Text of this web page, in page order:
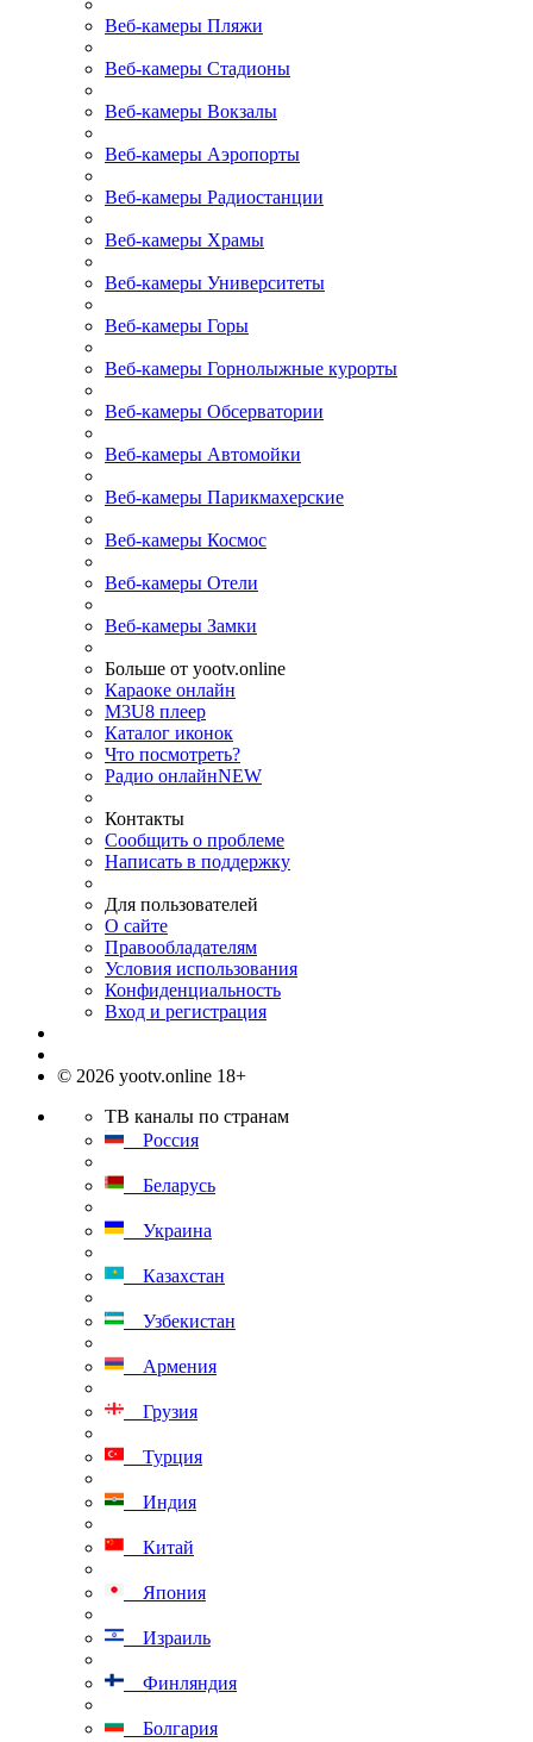
Веб-камеры Пляжи
Веб-камеры Стадионы
Веб-камеры Вокзалы
Веб-камеры Аэропорты
Веб-камеры Радиостанции
Веб-камеры Храмы
Веб-камеры Университеты
Веб-камеры Горы
Веб-камеры Горнолыжные курорты
Веб-камеры Обсерватории
Веб-камеры Автомойки
Веб-камеры Парикмахерские
Веб-камеры Космос
Веб-камеры Отели
Веб-камеры Замки
Больше от yootv.online
Караоке онлайн
M3U8 плеер
Каталог иконок
Что посмотреть?
Радио онлайнNEW
Контакты
Сообщить о проблеме
Написать в поддержку
Для пользователей
О сайте
Правообладателям
Условия использования
Конфиденциальность
Вход и регистрация
© 2026 yootv.online 18+
ТВ каналы по странам
Россия
Беларусь
Украина
Казахстан
Узбекистан
Армения
Грузия
Турция
Индия
Китай
Япония
Израиль
Финляндия
Болгария